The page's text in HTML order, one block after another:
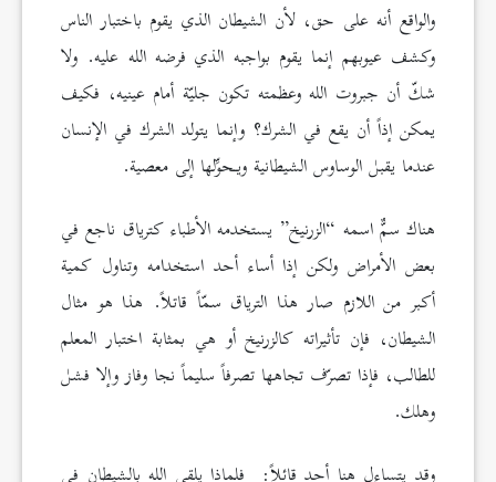
والواقع أنه على حق، لأن الشيطان الذي يقوم باختبار الناس
وكشف عيوبهم إنما يقوم بواجبه الذي فرضه الله عليه. ولا
شكّ أن جبروت الله وعظمته تكون جليّة أمام عينيه، فكيف
يمكن إذاً أن يقع في الشرك؟ وإنما يتولد الشرك في الإنسان
عندما يقبل الوساوس الشيطانية ويـحوِّلها إلى معصية.
هناك سمٌّ اسمه “الزرنيخ” يستخدمه الأطباء كترياق ناجع في
بعض الأمراض ولكن إذا أساء أحد استخدامه وتناول كمية
أكبر من اللازم صار هذا الترياق سمّاً قاتلاً. هذا هو مثال
الشيطان، فإن تأثيراته كالزرنيخ أو هي بمثابة اختبار المعلم
للطالب، فإذا تصرّف تجاهها تصرفاً سليماً نجا وفاز وإلا فشل
وهلك.